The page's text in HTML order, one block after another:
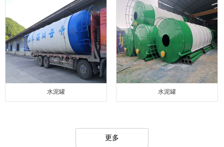
水泥罐 水泥罐
更多